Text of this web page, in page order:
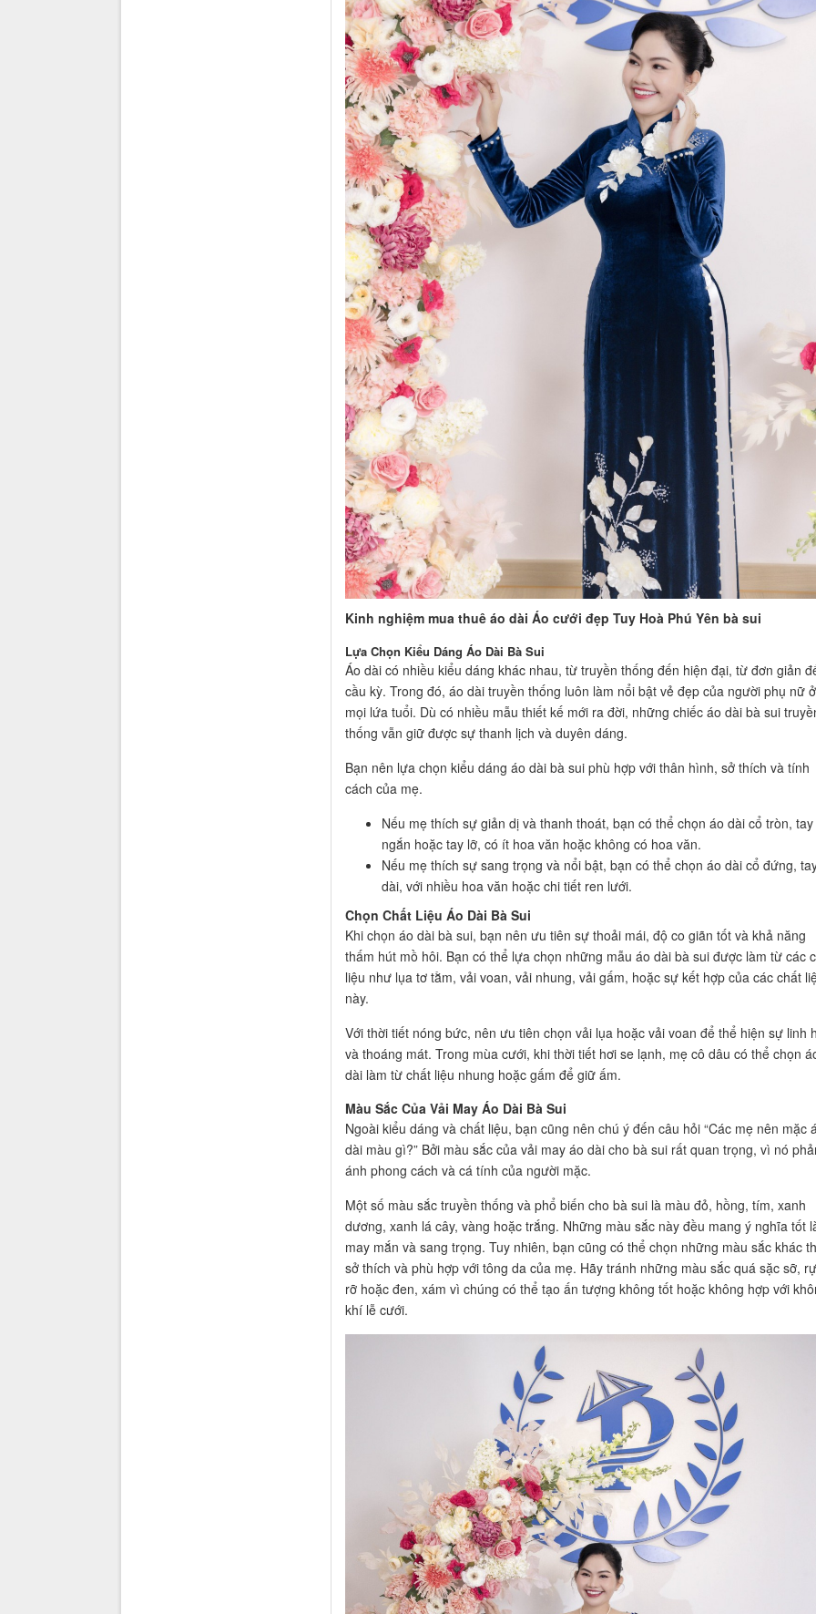
Kinh nghiệm mua thuê áo dài Áo cưới đẹp Tuy Hoà Phú Yên bà sui
Lựa Chọn Kiểu Dáng Áo Dài Bà Sui
Áo dài có nhiều kiểu dáng khác nhau, từ truyền thống đến hiện đại, từ đơn giản
cầu kỳ. Trong đó, áo dài truyền thống luôn làm nổi bật vẻ đẹp của người phụ nữ ở
mọi lứa tuổi. Dù có nhiều mẫu thiết kế mới ra đời, những chiếc áo dài bà sui
thống vẫn giữ được sự thanh lịch và duyên dáng.
Bạn nên lựa chọn kiểu dáng áo dài bà sui phù hợp với thân hình, sở thích và tính
cách của mẹ.
Nếu mẹ thích sự giản dị và thanh thoát, bạn có thể chọn áo dài cổ tròn, tay
ngắn hoặc tay lỡ, có ít hoa văn hoặc không có hoa văn.
Nếu mẹ thích sự sang trọng và nổi bật, bạn có thể chọn áo dài cổ đứng,
dài, với nhiều hoa văn hoặc chi tiết ren lưới.
Chọn Chất Liệu Áo Dài Bà Sui
Khi chọn áo dài bà sui, bạn nên ưu tiên sự thoải mái, độ co giãn tốt và khả năng
thấm hút mồ hôi. Bạn có thể lựa chọn những mẫu áo dài bà sui được làm từ các
liệu như lụa tơ tằm, vải voan, vải nhung, vải gấm, hoặc sự kết hợp của các chất
này.
Với thời tiết nóng bức, nên ưu tiên chọn vải lụa hoặc vải voan để thể hiện sự linh
và thoáng mát. Trong mùa cưới, khi thời tiết hơi se lạnh, mẹ cô dâu có thể chọn
dài làm từ chất liệu nhung hoặc gấm để giữ ấm.
Màu Sắc Của Vải May Áo Dài Bà Sui
Ngoài kiểu dáng và chất liệu, bạn cũng nên chú ý đến câu hỏi “Các mẹ nên mặc
dài màu gì?” Bởi màu sắc của vải may áo dài cho bà sui rất quan trọng, vì nó
ánh phong cách và cá tính của người mặc.
Một số màu sắc truyền thống và phổ biến cho bà sui là màu đỏ, hồng, tím, xanh
dương, xanh lá cây, vàng hoặc trắng. Những màu sắc này đều mang ý nghĩa tốt
may mắn và sang trọng. Tuy nhiên, bạn cũng có thể chọn những màu sắc khác
sở thích và phù hợp với tông da của mẹ. Hãy tránh những màu sắc quá sặc sỡ,
rỡ hoặc đen, xám vì chúng có thể tạo ấn tượng không tốt hoặc không hợp với
khí lễ cưới.